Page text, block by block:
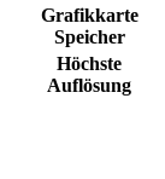
Grafikkarte
Speicher
Höchste
Auflösung